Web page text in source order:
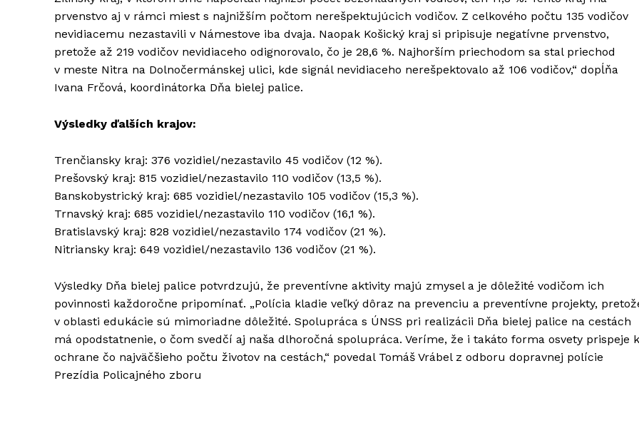
prvenstvo aj v rámci miest s najnižším počtom nerešpektujúcich vodičov. Z celkového počtu 135 vodičov
nevidiacemu nezastavili v Námestove iba dvaja. Naopak Košický kraj si pripisuje negatívne prvenstvo,
pretože až 219 vodičov nevidiaceho odignorovalo, čo je 28,6 %. Najhorším priechodom sa stal priechod
v meste Nitra na Dolnočermánskej ulici, kde signál nevidiaceho nerešpektovalo až 106 vodičov,“ dopĺňa
Ivana Frčová, koordinátorka Dňa bielej palice.
Výsledky ďalších krajov:
Trenčiansky kraj: 376 vozidiel/nezastavilo 45 vodičov (12 %).
Prešovský kraj: 815 vozidiel/nezastavilo 110 vodičov (13,5 %).
Banskobystrický kraj: 685 vozidiel/nezastavilo 105 vodičov (15,3 %).
Trnavský kraj: 685 vozidiel/nezastavilo 110 vodičov (16,1 %).
Bratislavský kraj: 828 vozidiel/nezastavilo 174 vodičov (21 %).
Nitriansky kraj: 649 vozidiel/nezastavilo 136 vodičov (21 %).
Výsledky Dňa bielej palice potvrdzujú, že preventívne aktivity majú zmysel a je dôležité vodičom ich
povinnosti každoročne pripomínať. „Polícia kladie veľký dôraz na prevenciu a preventívne projekty,
v oblasti edukácie sú mimoriadne dôležité. Spolupráca s ÚNSS pri realizácii Dňa bielej palice na cestách
má opodstatnenie, o čom svedčí aj naša dlhoročná spolupráca. Veríme, že i takáto forma osvety prispeje k
ochrane čo najväčšieho počtu životov na cestách,“ povedal Tomáš Vrábel z odboru dopravnej polície
Prezídia Policajného zboru